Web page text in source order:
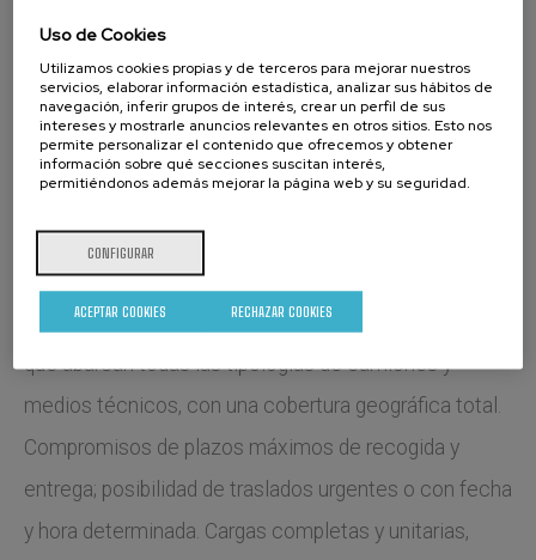
Única empresa de logística del automóvil que cuenta
con una plataforma tecnológica capaz de ofrecer una
solución global ante las diferentes necesidades de
transporte.
Alianzas estratégicas con más de 300 proveedores
que abarcan todas las tipologías de camiones y
medios técnicos, con una cobertura geográfica total.
Compromisos de plazos máximos de recogida y
entrega; posibilidad de traslados urgentes o con fecha
y hora determinada. Cargas completas y unitarias,
Uso de Cookies
Utilizamos cookies propias y de terceros para mejorar nuestros
servicios, elaborar información estadística, analizar sus hábitos de
navegación, inferir grupos de interés, crear un perfil de sus
intereses y mostrarle anuncios relevantes en otros sitios. Esto nos
permite personalizar el contenido que ofrecemos y obtener
información sobre qué secciones suscitan interés,
permitiéndonos además mejorar la página web y su seguridad.
CONFIGURAR
RECHAZAR COOKIES
ACEPTAR COOKIES